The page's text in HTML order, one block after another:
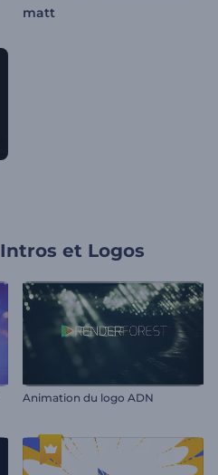
matt
Intros et Logos
Animation du logo ADN